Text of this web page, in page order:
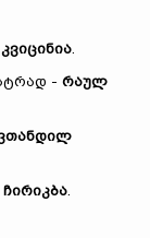
.
- რაულ
.